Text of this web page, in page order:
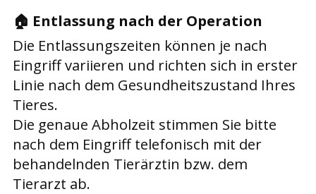
🏠 Entlassung nach der Operation
Die Entlassungszeiten können je nach
Eingriff variieren und richten sich in erster
Linie nach dem Gesundheitszustand Ihres
Tieres.
Die genaue Abholzeit stimmen Sie bitte
nach dem Eingriff telefonisch mit der
behandelnden Tierärztin bzw. dem
Tierarzt ab.